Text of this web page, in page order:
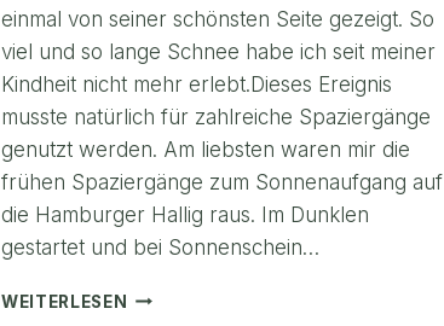
einmal von seiner schönsten Seite gezeigt. So
viel und so lange Schnee habe ich seit meiner
Kindheit nicht mehr erlebt.Dieses Ereignis
musste natürlich für zahlreiche Spaziergänge
genutzt werden. Am liebsten waren mir die
frühen Spaziergänge zum Sonnenaufgang auf
die Hamburger Hallig raus. Im Dunklen
gestartet und bei Sonnenschein…
WEITERLESEN WINTER